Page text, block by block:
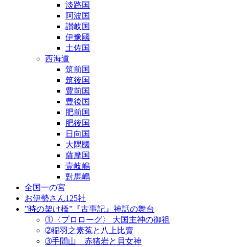
淡路国
阿波国
讃岐国
伊豫國
土佐国
西海道
筑前国
筑後国
豊前国
豊後国
肥前国
肥後国
日向国
大隅國
薩摩国
壹岐嶋
對馬嶋
全国一の宮
お伊勢さん125社
”時の架け橋”『古事記』神話の舞台
①〈プロローグ〉 大国主神の御祖
➁稲羽之素菟と八上比賣
➂手間山 赤猪岩と貝女神